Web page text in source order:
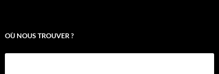
OÙ NOUS TROUVER ?